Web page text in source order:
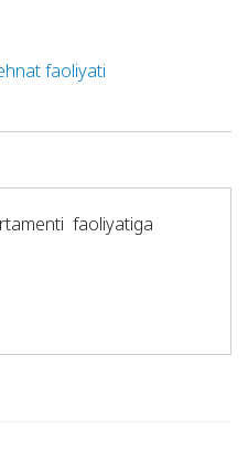
faoliyati
fаоliyatigа